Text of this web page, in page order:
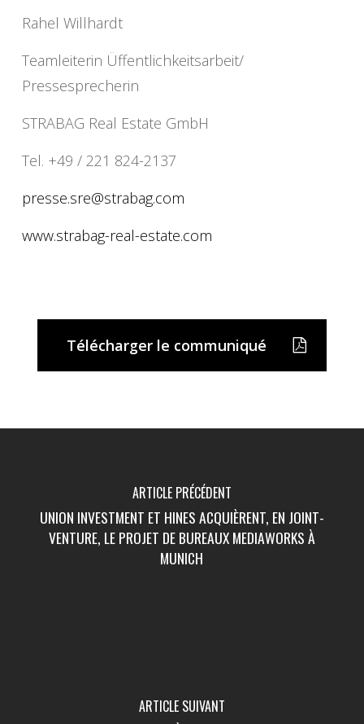
Rahel Willhardt
Teamleiterin Üffentlichkeitsarbeit/
Pressesprecherin
STRABAG Real Estate GmbH
Tel. +49 / 221 824-2137
presse.sre@strabag.com
www.strabag-real-estate.com
Télécharger le communiqué
ARTICLE PRÉCÉDENT
UNION INVESTMENT ET HINES ACQUIÈRENT, EN JOINT-
VENTURE, LE PROJET DE BUREAUX MEDIAWORKS À
MUNICH
ARTICLE SUIVANT